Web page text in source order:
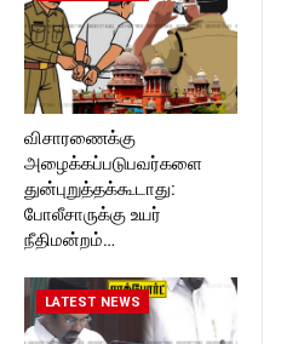
விசாரணைக்கு
அழைக்கப்படுபவர்களை
துன்புறுத்தக்கூடாது:
போலீசாருக்கு உயர்
நீதிமன்றம்…
LATEST NEWS